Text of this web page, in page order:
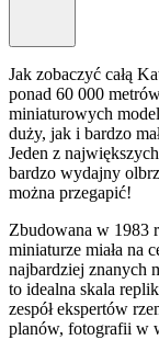
Jak zobaczyć całą
ponad 60 000
miniaturowych
duży, jak i bardzo
Jeden z
bardzo wydajny
można przegapić!
Zbudowana w 1983
miniaturze miała na
najbardziej znanych
to idealna skala
zespół ekspertów
planów, fotografii w